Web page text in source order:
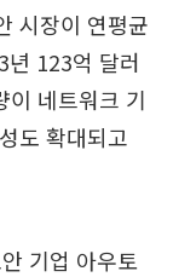
시장이 연평균
년 123억 달러
이 네트워크 기
도 확대되고
기업 아우토